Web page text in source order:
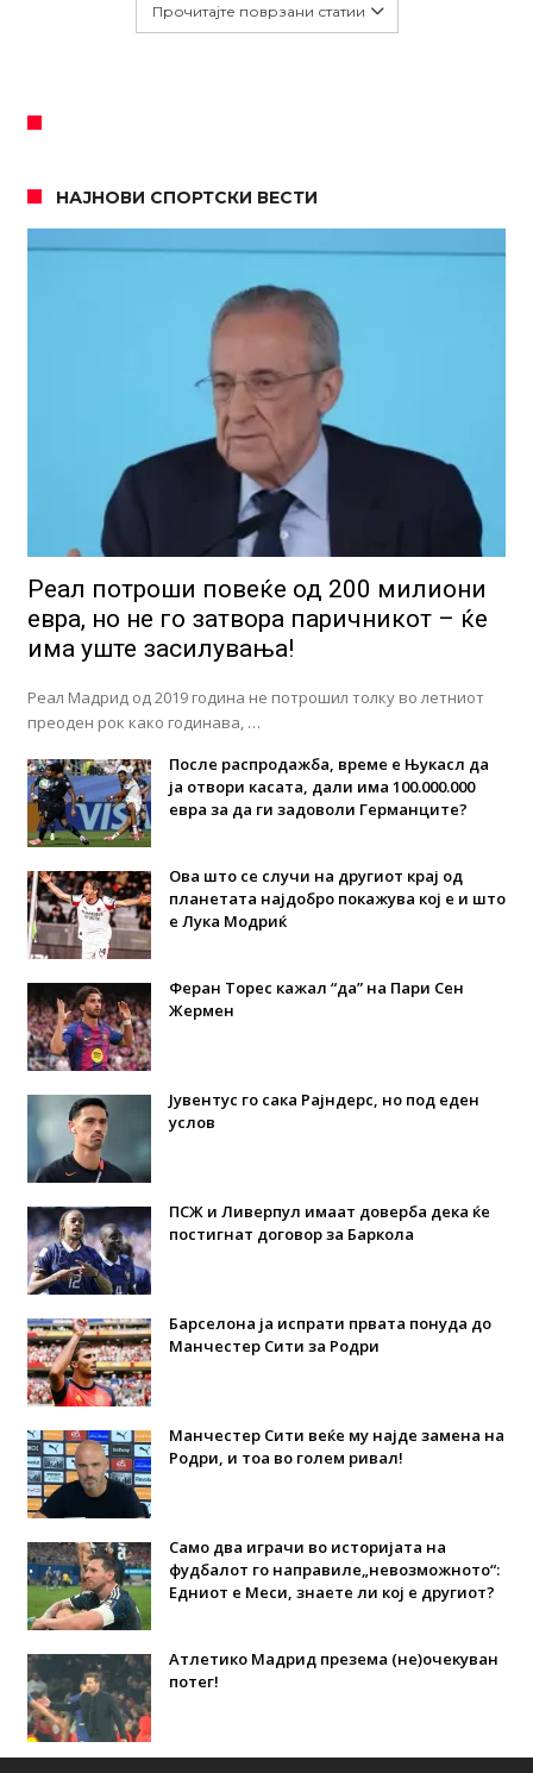
Прочитајте поврзани статии
НАЈНОВИ СПОРТСКИ ВЕСТИ
Реал потроши повеќе од 200 милиони
евра, но не го затвора паричникот – ќе
има уште засилувања!
Реал Мадрид од 2019 година не потрошил толку во летниот
преоден рок како годинава, …
После распродажба, време е Њукасл да
ја отвори касата, дали има 100.000.000
евра за да ги задоволи Германците?
Ова што се случи на другиот крај од
планетата најдобро покажува кој е и што
е Лука Модриќ
Феран Торес кажал “да” на Пари Сен
Жермен
Јувентус го сака Рајндерс, но под еден
услов
ПСЖ и Ливерпул имаат доверба дека ќе
постигнат договор за Баркола
Барселона ја испрати првата понуда до
Манчестер Сити за Родри
Манчестер Сити веќе му најде замена на
Родри, и тоа во голем ривал!
Само два играчи во историјата на
фудбалот го направиле„невозможното“:
Едниот е Меси, знаете ли кој е другиот?
Атлетико Мадрид презема (не)очекуван
потег!